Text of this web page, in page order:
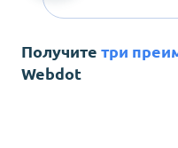
Получите три
Webdot